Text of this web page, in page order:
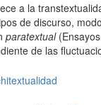
a la
de discurso,
paratextual
de las